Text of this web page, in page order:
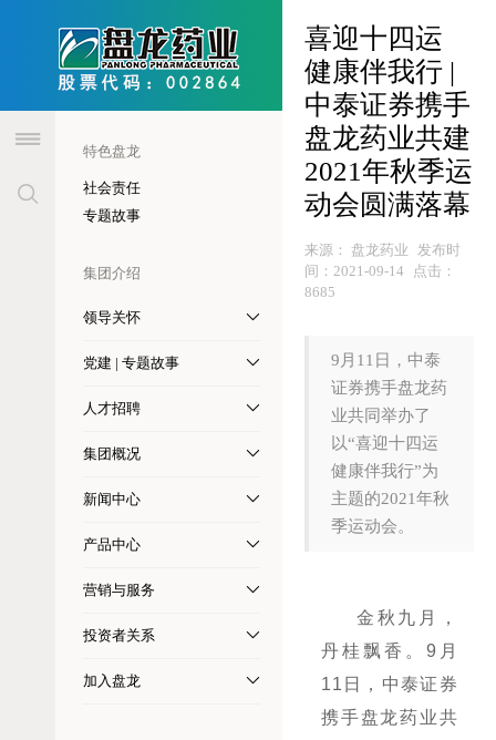
特色盘龙
社会责任
专题故事
集团介绍
领导关怀
党建 | 专题故事
人才招聘
集团概况
新闻中心
产品中心
营销与服务
投资者关系
加入盘龙
喜迎十四运
健康伴我行 |
中泰证券携手
盘龙药业共建
2021年秋季运
动会圆满落幕
来源： 盘龙药业 发布时
间： 2021-09-14
点击：
8685
9月11日，中泰
证券携手盘龙药
业共同举办了
以“喜迎十四运
健康伴我行”为
主题的2021年秋
季运动会。
金秋九月，
丹桂飘香。9月
11日，中泰证券
携手盘龙药业共